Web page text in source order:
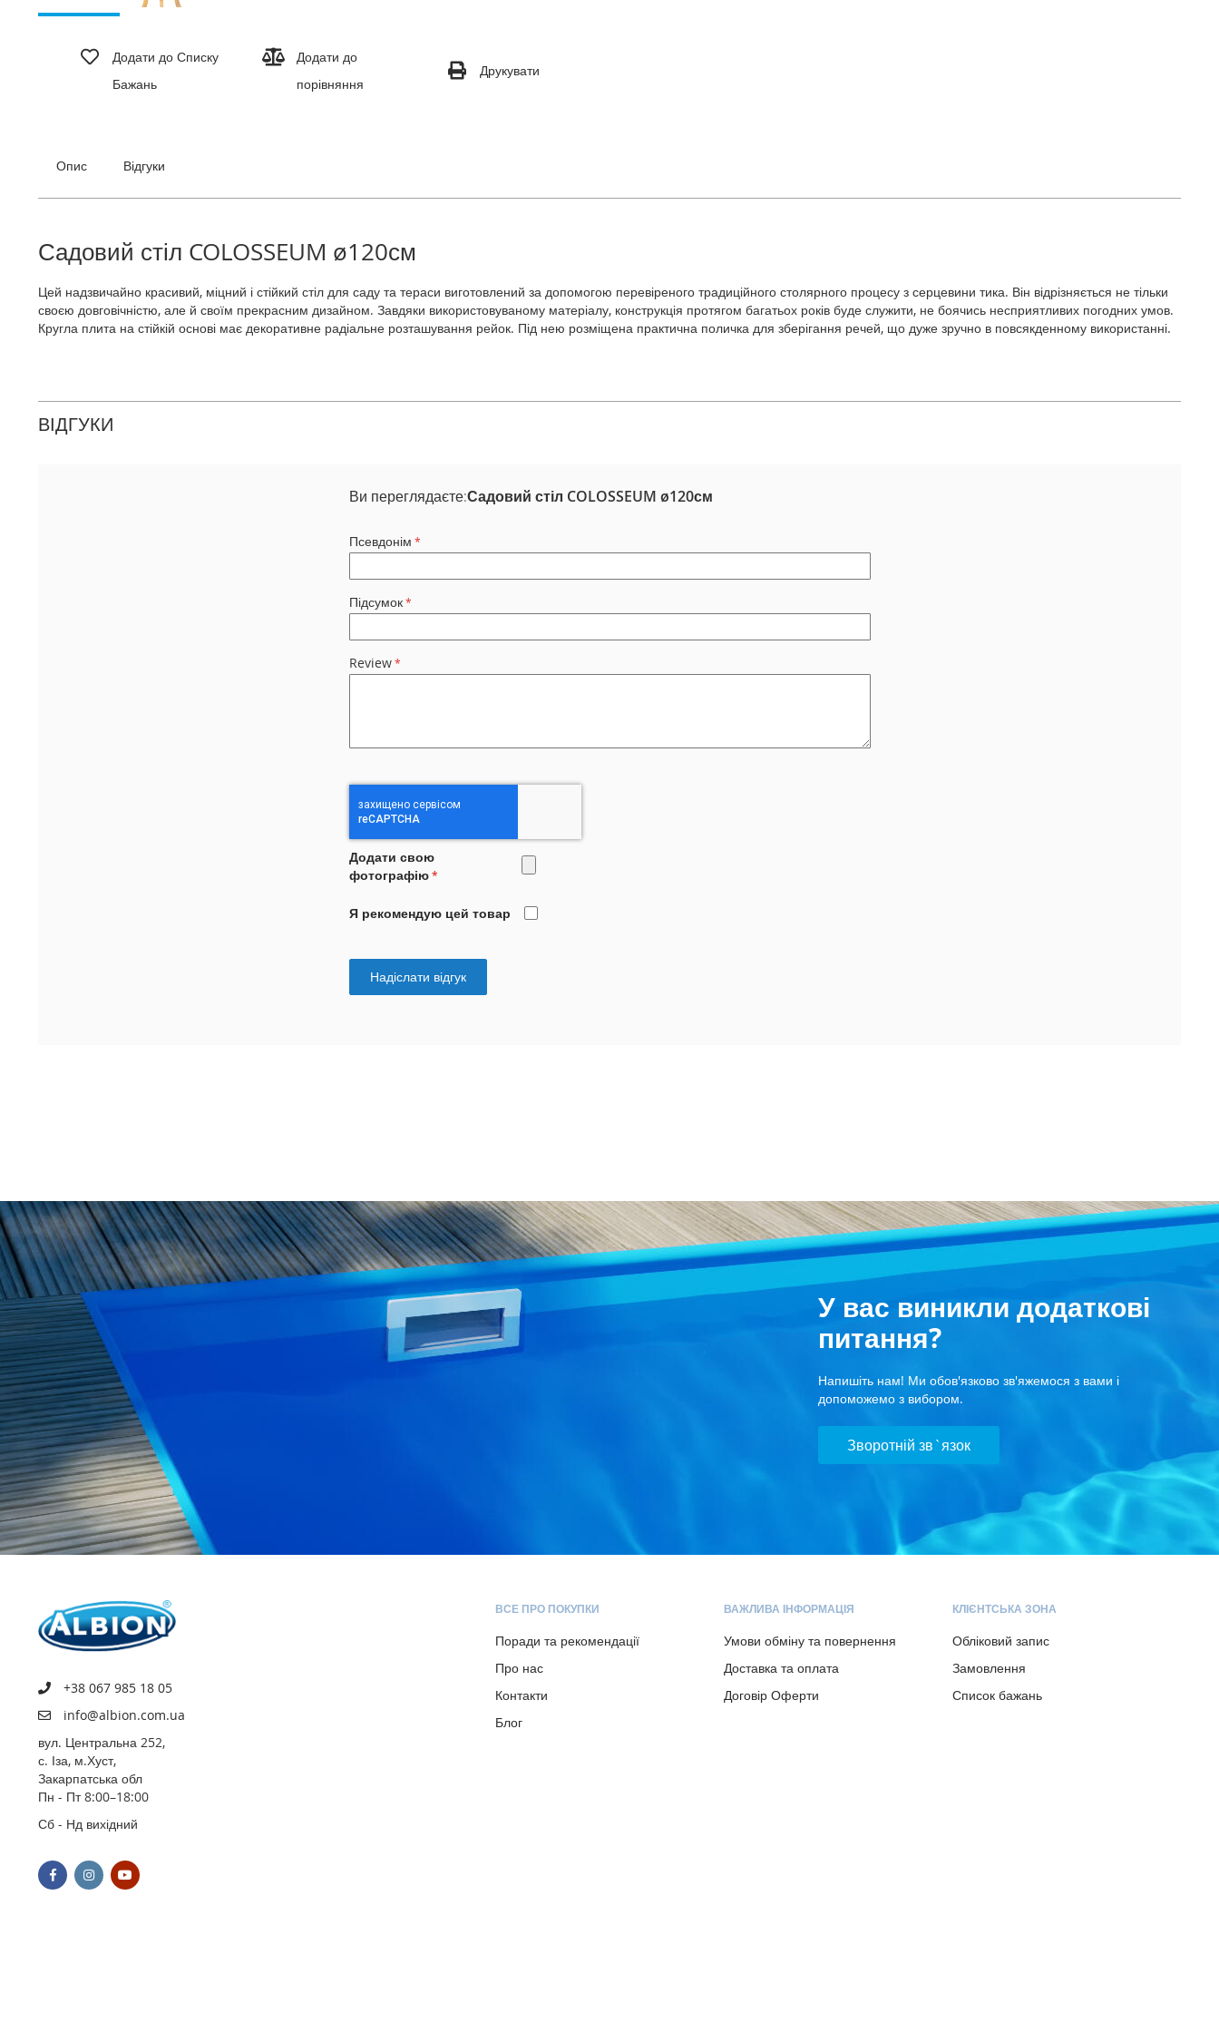
Додати до Списку
Бажань
Додати до
порівняння
Друкувати
Опис Відгуки
Садовий стіл COLOSSEUM ø120см
Цей надзвичайно красивий, міцний і стійкий стіл для саду та тераси виготовлений за допомогою перевіреного традиційного столярного процесу з серцевини тика. Він відрізняється не тільки
своєю довговічністю, але й своїм прекрасним дизайном. Завдяки використовуваному матеріалу, конструкція протягом багатьох років буде служити, не боячись несприятливих погодних умов.
Кругла плита на стійкій основі має декоративне радіальне розташування рейок. Під нею розміщена практична поличка для зберігання речей, що дуже зручно в повсякденному використанні.
ВІДГУКИ
Ви переглядаєте:Садовий стіл COLOSSEUM ø120см
Псевдонім
Підсумок
Review
Додати свою
фотографію
Я рекомендую цей товар
Надіслати відгук
У вас виникли додаткові
питання?
Напишіть нам! Ми обов'язково зв'яжемося з вами і
допоможемо з вибором.
Зворотній зв`язок
+38 067 985 18 05
info@albion.com.ua
вул. Центральна 252,
с. Іза, м.Хуст,
Закарпатська обл
Пн - Пт 8:00–18:00
Сб - Нд вихідний
ВСЕ ПРО ПОКУПКИ
Поради та рекомендації
Про нас
Контакти
Блог
ВАЖЛИВА ІНФОРМАЦІЯ
Умови обміну та повернення
Доставка та оплата
Договір Оферти
КЛІЄНТСЬКА ЗОНА
Обліковий запис
Замовлення
Список бажань